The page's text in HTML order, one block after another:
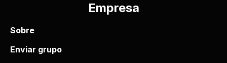
Empresa
Sobre
Enviar grupo